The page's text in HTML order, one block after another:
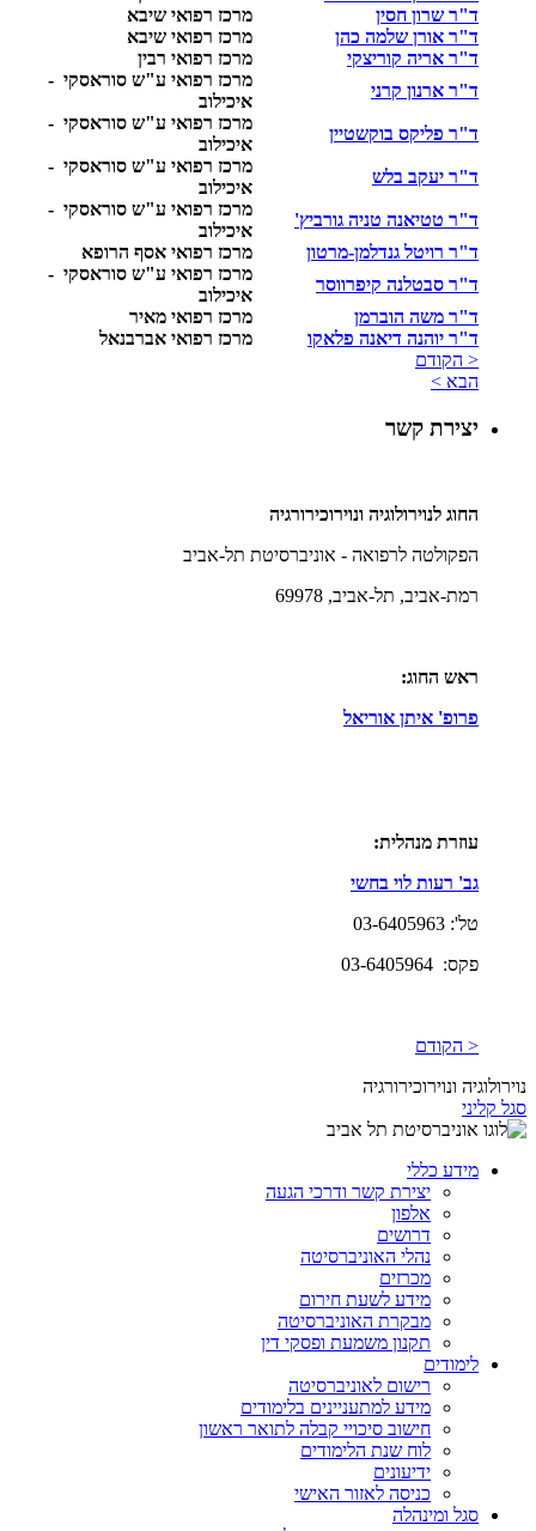
ד"ר שרון חסין
מרכז רפואי שיבא
ד"ר אורן שלמה כהן
מרכז רפואי שיבא
ד"ר אריה קוריצקי
מרכז רפואי רבין
ד"ר ארנון קרני
מרכז רפואי ע"ש סוראסקי -
איכילוב
ד"ר פליקס בוקשטיין
מרכז רפואי ע"ש סוראסקי -
איכילוב
ד"ר יעקב בלש
מרכז רפואי ע"ש סוראסקי -
איכילוב
ד"ר טטיאנה טניה גורביץ'
מרכז רפואי ע"ש סוראסקי -
איכילוב
ד"ר רויטל גנדלמן-מרטון
מרכז רפואי אסף הרופא
ד"ר סבטלנה קיפרווסר
מרכז רפואי ע"ש סוראסקי -
איכילוב
ד"ר משה הוברמן
מרכז רפואי מאיר
ד"ר יוהנה דיאנה פלאקו
מרכז רפואי אברבנאל
< הקודם
הבא >
יצירת קשר
החוג לנוירולוגיה ונוירוכירורגיה
הפקולטה לרפואה - אוניברסיטת תל-אביב
רמת-אביב, תל-אביב, 69978
ראש החוג:
פרופ' איתן אוריאל
עוזרת מנהלית:
גב' רעות לוי בחשי
טל': 03-6405963
פקס: 03-6405964
< הקודם
נוירולוגיה ונוירוכירורגיה
סגל קליני
מידע כללי
יצירת קשר ודרכי הגעה
אלפון
דרושים
נהלי האוניברסיטה
מכרזים
מידע לשעת חירום
מבקרת האוניברסיטה
תקנון משמעת ופסקי דין
לימודים
רישום לאוניברסיטה
מידע למתעניינים בלימודים
חישוב סיכויי קבלה לתואר ראשון
לוח שנת הלימודים
ידיעונים
כניסה לאזור האישי
סגל ומינהלה